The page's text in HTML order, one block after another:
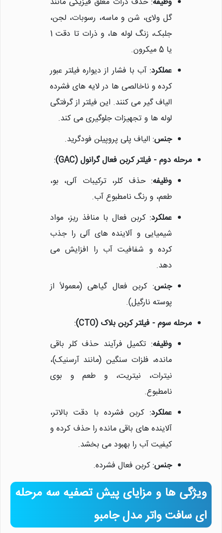
گل ولای، شن و ماسه، رسوبات، لجن،
جلبک، زنگ لوله ها، و ذرات تا دقت 1
یا 5 میکرون.
عملکرد: آب با فشار از دیواره فیلتر عبور
کرده و ناخالصی ها در لایه های فشرده
الیاف گیر می کنند. این فیلتر از گرفتگی
لوله ها و تجهیزات جلوگیری می کند.
جنس: الیاف پلی پروپیلن فودگرید.
مرحله دوم - فیلتر کربن فعال گرانول (GAC)
:
وظیفه: حذف کلر، ترکیبات آلی، بو،
طعم، و رنگ نامطبوع آب.
عملکرد: کربن فعال با منافذ ریز، مواد
شیمیایی و آلاینده های آلی را جذب
کرده و شفافیت آب را افزایش می
دهد.
جنس: کربن فعال گیاهی (معمولاً از
پوسته نارگیل).
مرحله سوم - فیلتر کربن بلاک (CTO)
:
وظیفه: تکمیل فرآیند حذف کلر باقی
مانده، فلزات سنگین (مانند آرسنیک)،
نیترات، نیتریت، و طعم و بوی
نامطبوع.
عملکرد: کربن فشرده با دقت بالاتر،
آلاینده های باقی مانده را حذف کرده و
کیفیت آب را بهبود می بخشد.
جنس: کربن فعال فشرده.
ویژگی ها و مزایای پیش تصفیه سه مرحله
ای سافت واتر مدل جامبو
نیلان واتر